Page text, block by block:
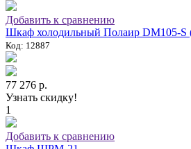
Добавить к сравнению
Шкаф холодильный Полаир DM105-
Код: 12887
77 276 р.
Узнать скидку!
1
Добавить к сравнению